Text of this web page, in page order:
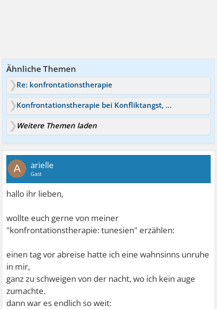
Ähnliche Themen
Re: konfrontationstherapie
Konfrontationstherapie bei Konfliktangst, sinnvoll?
Weitere Themen laden
A arielle
Gast
hallo ihr lieben,
wollte euch gerne von meiner
"konfrontationstherapie: tunesien" erzählen:
einen tag vor abreise hatte ich eine wahnsinns unruhe
in mir,
ganz zu schweigen von der nacht, wo ich kein auge
zumachte.
dann war es endlich so weit: